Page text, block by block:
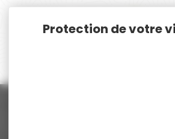
Panneau de gestion des cookies